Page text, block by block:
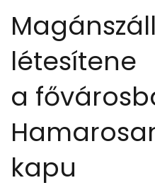
létesítene
a
kapu